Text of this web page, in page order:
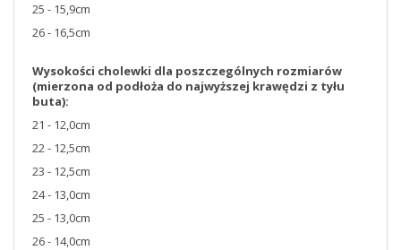
25 - 15,9cm
26 - 16,5cm
Wysokości cholewki dla poszczególnych rozmiarów
(mierzona od podłoża do najwyższej krawędzi z tyłu
buta):
21 - 12,0cm
22 - 12,5cm
23 - 12,5cm
24 - 13,0cm
25 - 13,0cm
26 - 14,0cm